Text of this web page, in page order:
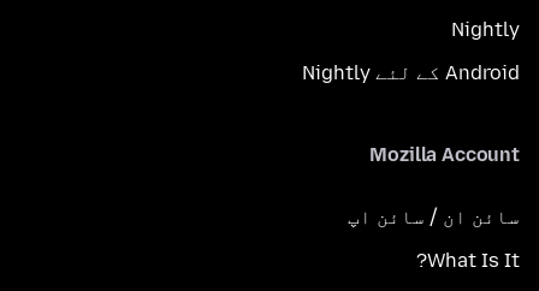
Nightly
Android کے لئے Nightly
Mozilla Account
سائن ان / سائن اپ
What Is It?